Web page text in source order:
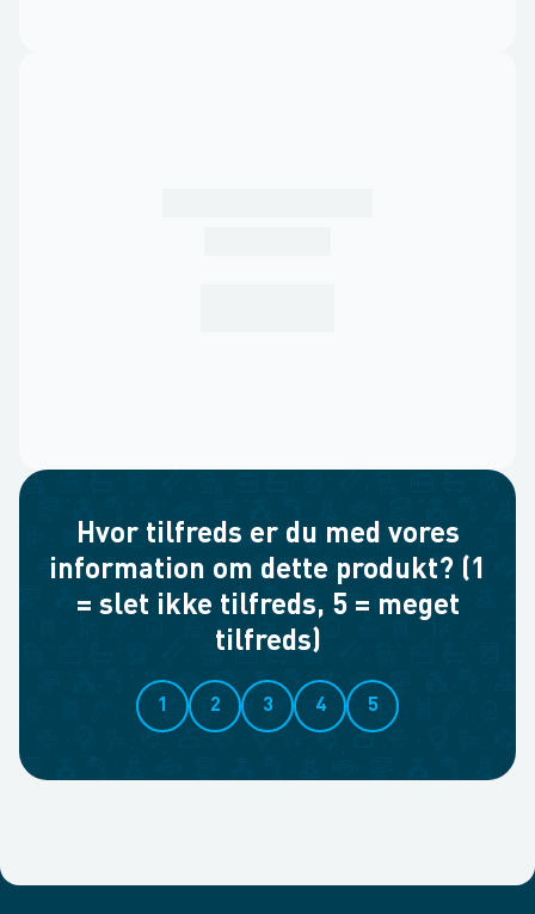
Hvor tilfreds er du med vores
information om dette produkt? (1
= slet ikke tilfreds, 5 = meget
tilfreds)
1 2 3 4 5